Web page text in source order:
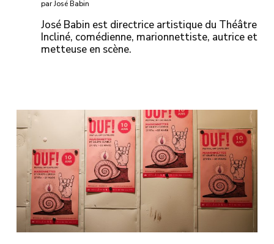
par José Babin
José Babin est directrice artistique du Théâtre
Incliné, comédienne, marionnettiste, autrice et
metteuse en scène.